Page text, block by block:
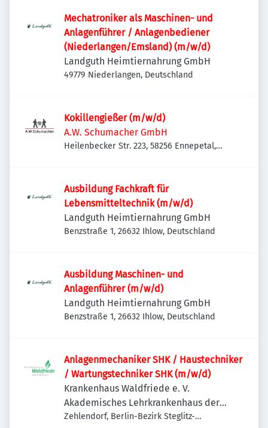
Mechatroniker als Maschinen- und
Anlagenführer / Anlagenbediener
(Niederlangen/Emsland) (m/w/d)
Landguth Heimtiernahrung GmbH
49779 Niederlangen, Deutschland
Kokillengießer (m/w/d)
A.W. Schumacher GmbH
Heilenbecker Str. 223, 58256 Ennepetal,
Ausbildung Fachkraft für
Lebensmitteltechnik (m/w/d)
Landguth Heimtiernahrung GmbH
Benzstraße 1, 26632 Ihlow, Deutschland
Ausbildung Maschinen- und
Anlagenführer (m/w/d)
Landguth Heimtiernahrung GmbH
Benzstraße 1, 26632 Ihlow, Deutschland
Anlagenmechaniker SHK / Haustechniker
/ Wartungstechniker SHK (m/w/d)
Krankenhaus Waldfriede e. V.
Akademisches Lehrkrankenhaus der
Charité
Zehlendorf, Berlin-Bezirk Steglitz-